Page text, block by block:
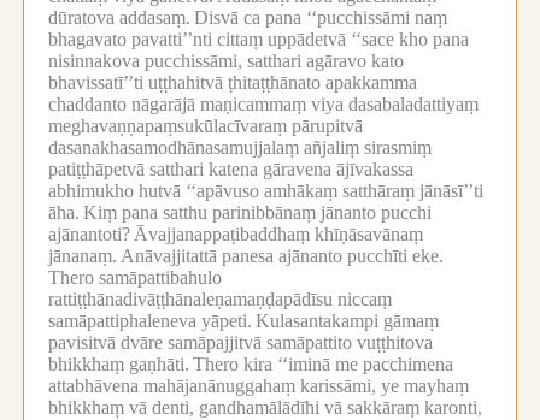
dūratova addasaṃ. Disvā ca pana ‘‘pucchissāmi naṃ
bhagavato pavatti’’nti cittaṃ uppādetvā ‘‘sace kho pana
nisinnakova pucchissāmi, satthari agāravo kato
bhavissatī’’ti uṭṭhahitvā ṭhitaṭṭhānato apakkamma
chaddanto nāgarājā maṇicammaṃ viya dasabaladattiyaṃ
meghavaṇṇapaṃsukūlacīvaraṃ pārupitvā
dasanakhasamodhānasamujjalaṃ añjaliṃ sirasmiṃ
patiṭṭhāpetvā satthari katena gāravena ājīvakassa
abhimukho hutvā ‘‘apāvuso amhākaṃ satthāraṃ jānāsī’’ti
āha. Kiṃ pana satthu parinibbānaṃ jānanto pucchi
ajānantoti? Āvajjanappaṭibaddhaṃ khīṇāsavānaṃ
jānanaṃ. Anāvajjitattā panesa ajānanto pucchīti eke.
Thero samāpattibahulo
rattiṭṭhānadivāṭṭhānaleṇamaṇḍapādīsu niccaṃ
samāpattiphaleneva yāpeti. Kulasantakampi gāmaṃ
pavisitvā dvāre samāpajjitvā samāpattito vuṭṭhitova
bhikkhaṃ gaṇhāti. Thero kira ‘‘iminā me pacchimena
attabhāvena mahājanānuggahaṃ karissāmi, ye mayhaṃ
bhikkhaṃ vā denti, gandhamālādīhi vā sakkāraṃ karonti,